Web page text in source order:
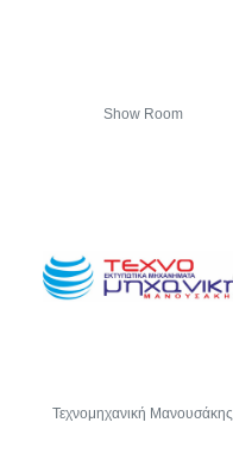
Show Room
Τεχνομηχανική Μανουσάκης